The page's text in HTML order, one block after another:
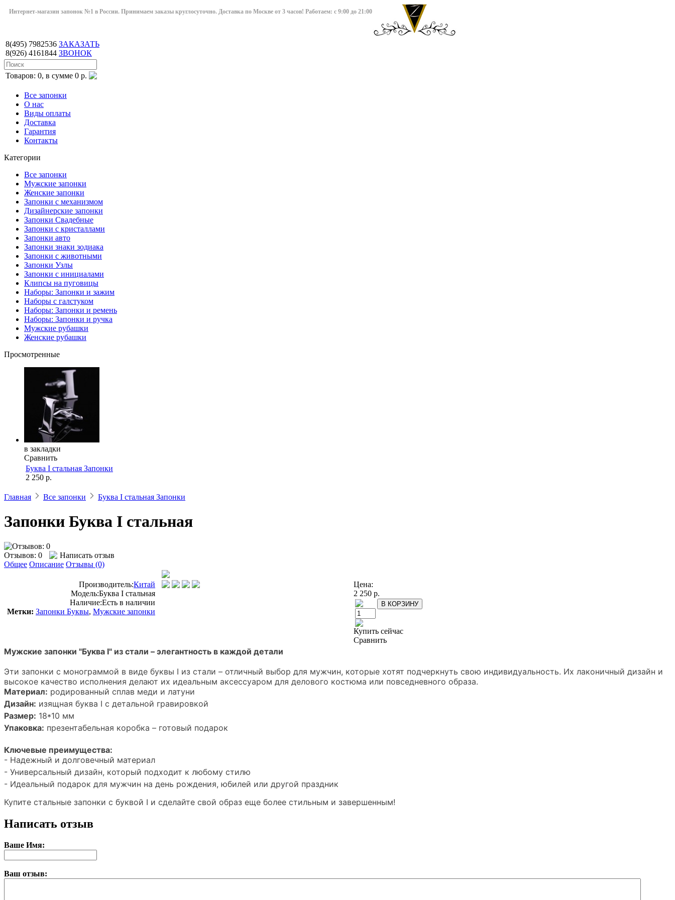
Интернет-магазин запонок №1 в России. Принимаем заказы круглосуточно. Доставка по Москве от 3 часов! Работаем: с 9:00 до 21:00
8(495) 7982536
8(926) 4161844
ЗАКАЗАТЬ
ЗВОНОК
Товаров: 0, в сумме 0 р.
Все запонки
О нас
Виды оплаты
Доставка
Гарантия
Контакты
Категории
Все запонки
Мужские запонки
Женские запонки
Запонки с механизмом
Дизайнерские запонки
Запонки Свадебные
Запонки с кристаллами
Запонки авто
Запонки знаки зодиака
Запонки с животными
Запонки Узлы
Запонки с инициалами
Клипсы на пуговицы
Наборы: Запонки и зажим
Наборы с галстуком
Наборы: Запонки и ремень
Наборы: Запонки и ручка
Мужские рубашки
Женские рубашки
Просмотренные
в закладки
Сравнить
Буква I стальная Запонки
2 250 р.
Главная Все запонки Буква I стальная Запонки
Запонки Буква I стальная
Отзывов: 0
Написать отзыв
Общее Описание Отзывы (0)
Производитель:Китай
Модель:Буква I стальная
Наличие:Есть в наличии
Метки: Запонки Буквы, Мужские запонки
Цена:
2 250 р.
Купить сейчас
Сравнить
Мужские запонки "Буква I" из стали – элегантность в каждой детали
Эти запонки с монограммой в виде буквы I из стали – отличный выбор для мужчин, которые хотят подчеркнуть свою индивидуальность. Их лаконичный дизайн и
высокое качество исполнения делают их идеальным аксессуаром для делового костюма или повседневного образа.
Материал: родированный сплав меди и латуни
Дизайн: изящная буква I с детальной гравировкой
Размер: 18*10 мм
Упаковка: презентабельная коробка – готовый подарок
Ключевые преимущества:
- Надежный и долговечный материал
- Универсальный дизайн, который подходит к любому стилю
- Идеальный подарок для мужчин на день рождения, юбилей или другой праздник
Купите стальные запонки с буквой I и сделайте свой образ еще более стильным и завершенным!
Написать отзыв
Ваше Имя:
Ваш отзыв: